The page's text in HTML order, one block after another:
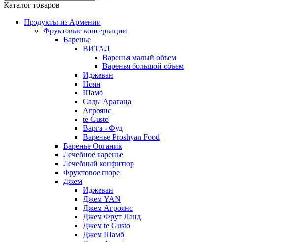
Каталог товаров
Продукты из Армении
Фруктовые консервации
Варенье
ВИТАЛ
Варенья малый объем
Варенья большой объем
Иджеван
Ноян
Шамб
Сады Арагаца
Агроянс
te Gusto
Варга - Фуд
Варенье Proshyan Food
Варенье Органик
Лечебное варенье
Лечебный конфитюр
Фруктовое пюре
Джем
Иджеван
Джем YAN
Джем Агроянс
Джем Фрут Ланд
Джем te Gusto
Джем Шамб